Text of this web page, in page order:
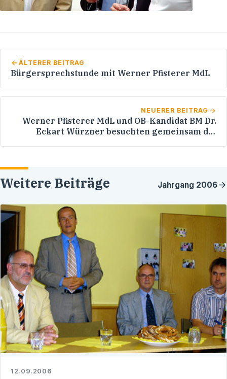
ÄLTERER BEITRAG
Bürgersprechstunde mit Werner Pfisterer MdL
NEUERER BEITRAG
Werner Pfisterer MdL und OB-Kandidat BM Dr.
Eckart Würzner besuchten gemeinsam die
Weitere Beiträge Jahrgang 2006
12.09.2006